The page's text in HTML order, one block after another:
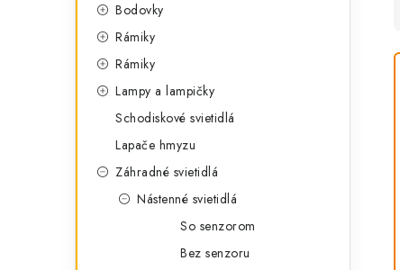
Bodovky
Rámiky
Rámiky
Lampy a lampičky
Schodiskové svietidlá
Lapače hmyzu
Záhradné svietidlá
Nástenné svietidlá
So senzorom
Bez senzoru